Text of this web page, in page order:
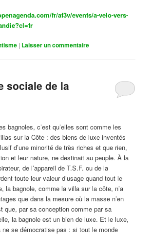
fr/af3v/events/a-velo-vers-
| Laisser un commentaire
sociale de la
bagnoles, c’est qu’elles sont comme les
sur la Côte : des biens de luxe inventés
d’une minorité de très riches et que rien,
et leur nature, ne destinait au peuple. À la
de l’appareil de T.S.F. ou de la
toute leur valeur d’usage quand tout le
la bagnole, comme la villa sur la côte, n’a
que dans la mesure où la masse n’en
que, par sa conception comme par sa
la bagnole est un bien de luxe. Et le luxe,
se démocratise pas : si tout le monde